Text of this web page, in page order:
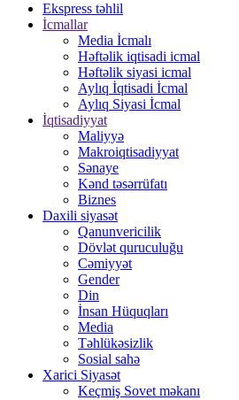
Ekspress təhlil
İcmallar
Media İcmalı
Həftəlik iqtisadi icmal
Həftəlik siyasi icmal
Aylıq İqtisadi İcmal
Aylıq Siyasi İcmal
İqtisadiyyat
Maliyyə
Makroiqtisadiyyat
Sənaye
Kənd təsərrüfatı
Biznes
Daxili siyasət
Qanunvericilik
Dövlət quruculuğu
Cəmiyyət
Gender
Din
İnsan Hüquqları
Media
Təhlükəsizlik
Sosial sahə
Xarici Siyasət
Keçmiş Sovet məkanı